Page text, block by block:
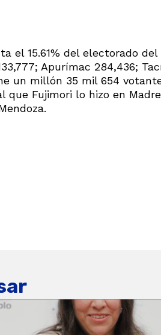
el 15.61% del electorado
Apurímac 284,436;
un millón 35 mil 654
que Fujimori lo hizo en